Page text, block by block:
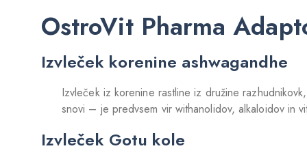
OstroVit Pharma
Izvleček korenine ashwagandhe
Izvleček iz korenine rastline iz družine
snovi – je predvsem vir withanolidov, alkaloidov in
Izvleček Gotu kole